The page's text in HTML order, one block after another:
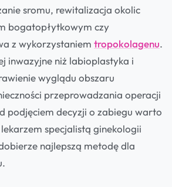
sromu, rewitalizacja okolic
bogatopłytkowym czy
z wykorzystaniem tropokolagenu.
inwazyjne niż labioplastyka i
wyglądu obszaru
przeprowadzania operacji
podjęciem decyzji o zabiegu warto
specjalistą ginekologii
najlepszą metodę dla